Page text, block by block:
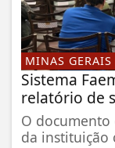
MINAS GERAIS
Sistema
relatório de
O documento
da instituição